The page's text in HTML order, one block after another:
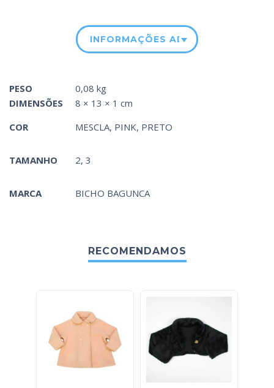
INFORMAÇÕES ADICIONAIS
PESO
0,08 kg
DIMENSÕES
8 × 13 × 1 cm
COR
MESCLA, PINK, PRETO
TAMANHO 2, 3
MARCA BICHO BAGUNCA
RECOMENDAMOS